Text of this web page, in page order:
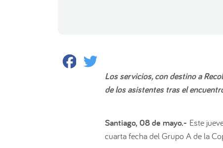
Facebook
Los servicios, con destino a
de los asistentes tras el
Santiago, 08 de mayo.- Este
cuarta fecha del Grupo A de la